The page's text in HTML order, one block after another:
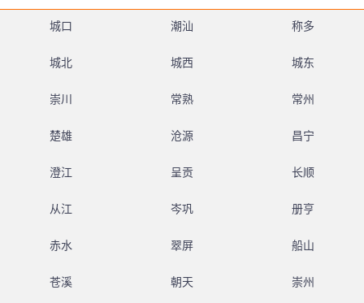
城口 潮汕 称多
城北 城西 城东
崇川 常熟 常州
楚雄 沧源 昌宁
澄江 呈贡 长顺
从江 岑巩 册亨
赤水 翠屏 船山
苍溪 朝天 崇州